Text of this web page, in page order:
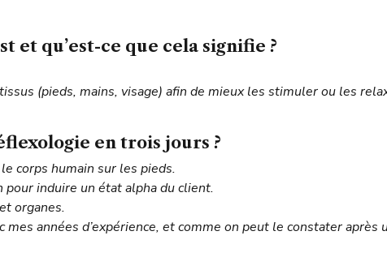
et qu’est-ce que cela signifie ?
(pieds, mains, visage) afin de mieux les stimuler ou les
en trois jours ?
corps humain sur les pieds.
induire un état alpha du client.
organes.
années d’expérience, et comme on peut le constater